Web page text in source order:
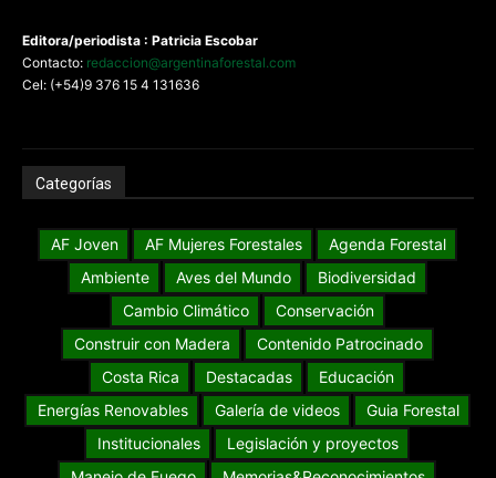
Editora/periodista : Patricia Escobar
Contacto: redaccion@argentinaforestal.com
Cel: (+54)9 376 15 4 131636
Categorías
AF Joven AF Mujeres Forestales
Agenda Forestal
Ambiente
Aves del Mundo
Biodiversidad
Cambio Climático
Conservación
Construir con Madera
Contenido Patrocinado
Costa Rica
Destacadas
Educación
Energías Renovables
Galería de videos
Guia Forestal
Institucionales
Legislación y proyectos